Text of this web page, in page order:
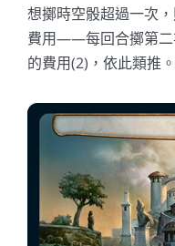
想擲時空骰超過一次
費用——每回合擲第二
的費用(2)，依此類推。